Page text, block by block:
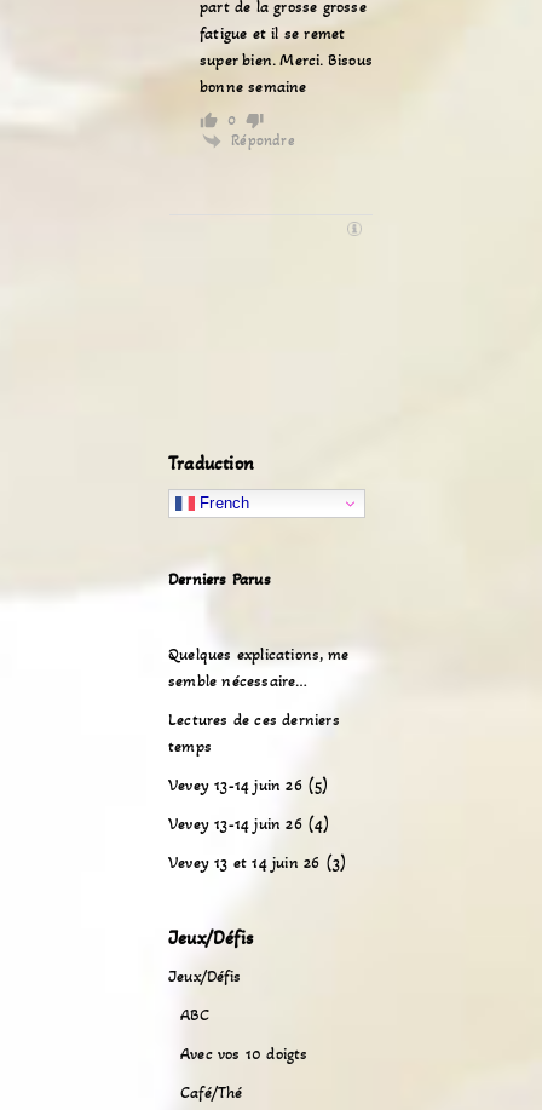
part de la grosse grosse
fatigue et il se remet
super bien. Merci. Bisous
bonne semaine
0
Répondre
Traduction
French
Derniers Parus
Quelques explications, me
semble nécessaire…
Lectures de ces derniers
temps
Vevey 13-14 juin 26 (5)
Vevey 13-14 juin 26 (4)
Vevey 13 et 14 juin 26 (3)
Jeux/Défis
Jeux/Défis
ABC
Avec vos 10 doigts
Café/Thé